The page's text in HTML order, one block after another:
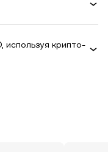
используя крипто-